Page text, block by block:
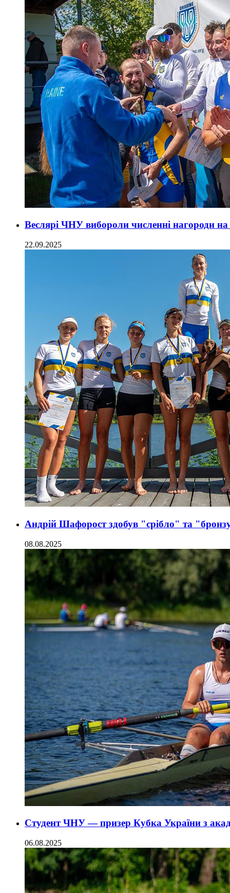
Веслярі ЧНУ вибороли численні нагороди на
22.09.2025
Андрій Шафорост здобув "срібло" та
08.08.2025
Студент ЧНУ — призер Кубка України з
06.08.2025